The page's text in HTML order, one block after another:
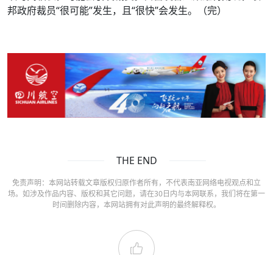
邦政府裁员“很可能”发生，且“很快”会发生。（完）
THE END
免责声明：本网站转载文章版权归原作者所有，不代表南亚网络电视观点和立
场。如涉及作品内容、版权和其它问题，请在30日内与本网联系，我们将在第一
时间删除内容，本网站拥有对此声明的最终解释权。